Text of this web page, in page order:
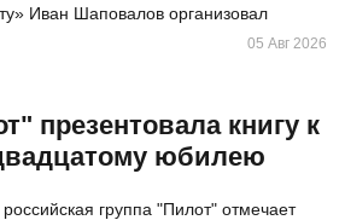
Иван Шаповалов организовал
05 Авг 2026
презентовала книгу к
юбилею
группа "Пилот" отмечает